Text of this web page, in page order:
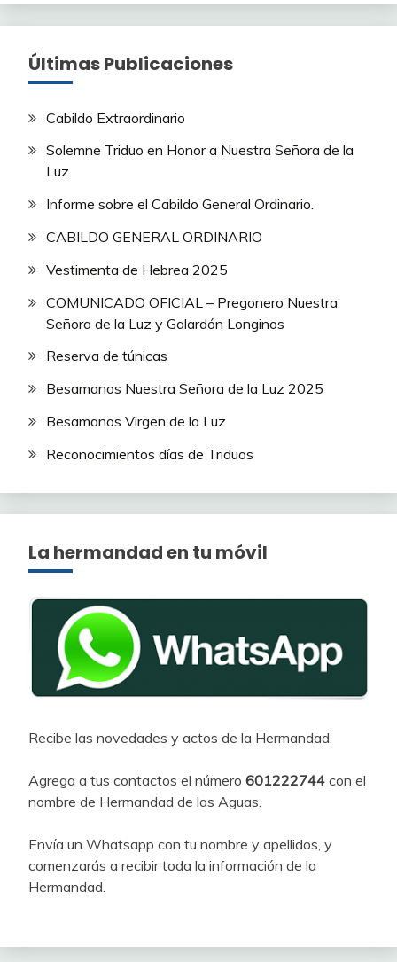
Últimas Publicaciones
Cabildo Extraordinario
Solemne Triduo en Honor a Nuestra Señora de la
Luz
Informe sobre el Cabildo General Ordinario.
CABILDO GENERAL ORDINARIO
Vestimenta de Hebrea 2025
COMUNICADO OFICIAL – Pregonero Nuestra
Señora de la Luz y Galardón Longinos
Reserva de túnicas
Besamanos Nuestra Señora de la Luz 2025
Besamanos Virgen de la Luz
Reconocimientos días de Triduos
La hermandad en tu móvil
Recibe las novedades y actos de la Hermandad.
Agrega a tus contactos el número 601222744 con el
nombre de Hermandad de las Aguas.
Envía un Whatsapp con tu nombre y apellidos, y
comenzarás a recibir toda la información de la
Hermandad.